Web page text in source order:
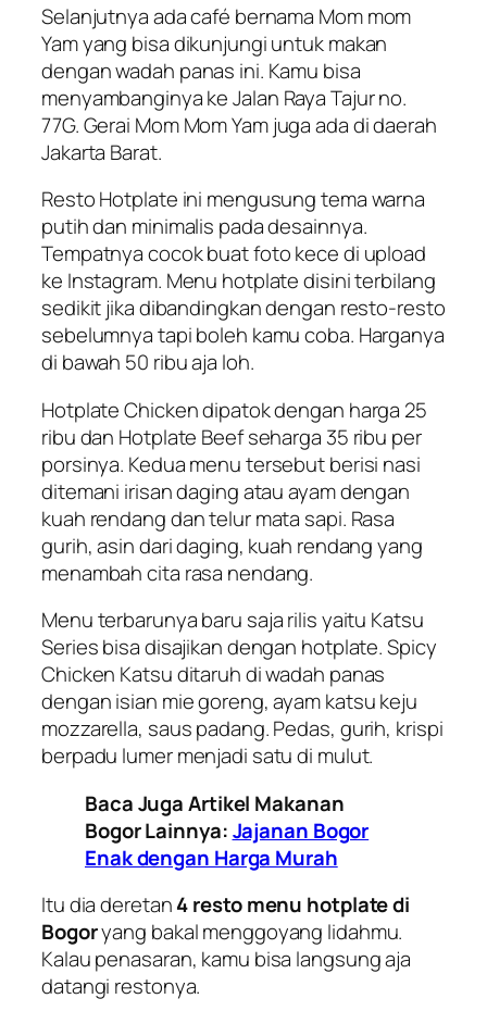
Selanjutnya ada café bernama Mom mom
Yam yang bisa dikunjungi untuk makan
dengan wadah panas ini. Kamu bisa
menyambanginya ke Jalan Raya Tajur no.
77G. Gerai Mom Mom Yam juga ada di daerah
Jakarta Barat.
Resto Hotplate ini mengusung tema warna
putih dan minimalis pada desainnya.
Tempatnya cocok buat foto kece di upload
ke Instagram. Menu hotplate disini terbilang
sedikit jika dibandingkan dengan resto-resto
sebelumnya tapi boleh kamu coba. Harganya
di bawah 50 ribu aja loh.
Hotplate Chicken dipatok dengan harga 25
ribu dan Hotplate Beef seharga 35 ribu per
porsinya. Kedua menu tersebut berisi nasi
ditemani irisan daging atau ayam dengan
kuah rendang dan telur mata sapi. Rasa
gurih, asin dari daging, kuah rendang yang
menambah cita rasa nendang.
Menu terbarunya baru saja rilis yaitu Katsu
Series bisa disajikan dengan hotplate. Spicy
Chicken Katsu ditaruh di wadah panas
dengan isian mie goreng, ayam katsu keju
mozzarella, saus padang. Pedas, gurih, krispi
berpadu lumer menjadi satu di mulut.
Baca Juga Artikel Makanan
Bogor Lainnya:Jajanan Bogor
Enak dengan Harga Murah
Itu dia deretan4 resto menu hotplate di
Bogoryang bakal menggoyang lidahmu.
Kalau penasaran, kamu bisa langsung aja
datangi restonya.